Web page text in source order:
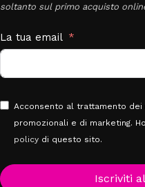
soltanto sul primo acquisto
La tua email
Acconsento al trattamento
promozionali e di marketing.
policy di questo sito.
Iscriviti